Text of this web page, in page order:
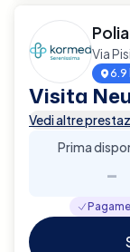
Via
6.9
Visita
Vedi altre
Prima
-